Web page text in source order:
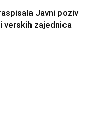
Javni poziv
verskih zajednica